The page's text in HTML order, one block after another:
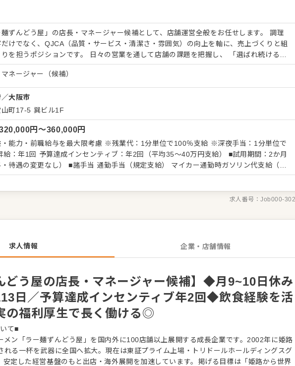
麺ずんどう屋」の店長・マネージャー候補として、店舗運営全般をお任せします。 調理
だけでなく、QJCA（品質・サービス・清潔さ・雰囲気）の向上を軸に、売上づくりと組
ションです。 日々の営業を通して店舗の課題を把握し、 「選ばれ続けるお
字を伸ばし続けられるお店」を目指して、 スタッフとともに改善と挑戦を重ねていき
対応 ・
底 ・食材・備品の発注、在庫管理 ■店舗マネジメント業務 ・売上向上に向けた施
・実行 ・アルバイトスタッフの採用、育成、指導 ・シフト管理、人員配置の最適化
ス削減の取り組み ・水光熱費・人件費のコントロール ・備品購入、設備管理 入社後
育成トレーナーがサポート。 将来的にはエリアマネージャーへのキャリアアップも目
。
ネージャー（候補）
／大阪市
町17-5 巽ビル1F
円〜360,000円
能力・前職給与を最大限考慮 ※残業代：1分単位で100％支給 ※深夜手当：1分単位で
・待遇の変更なし） ■諸手当 通勤手当（規定支給） マイカー通勤時ガソリン代支給（上
）
求人番号：Job000-
求人情報 企業・店舗情報
どう屋の店長・マネージャー候補】◆月9~10日休み
日／予算達成インセンティブ年2回◆飲食経験を活
の福利厚生で長く働ける◎
て■
メン「ラー麺ずんどう屋」を国内外に100店舗以上展開する成長企業です。2002年に姫路
れる一杯を武器に全国へ拡大。現在は東証プライム上場・トリドールホールディングスグ
安定した経営基盤のもと出店・海外展開を加速しています。掲げる目標は「姫路から世界